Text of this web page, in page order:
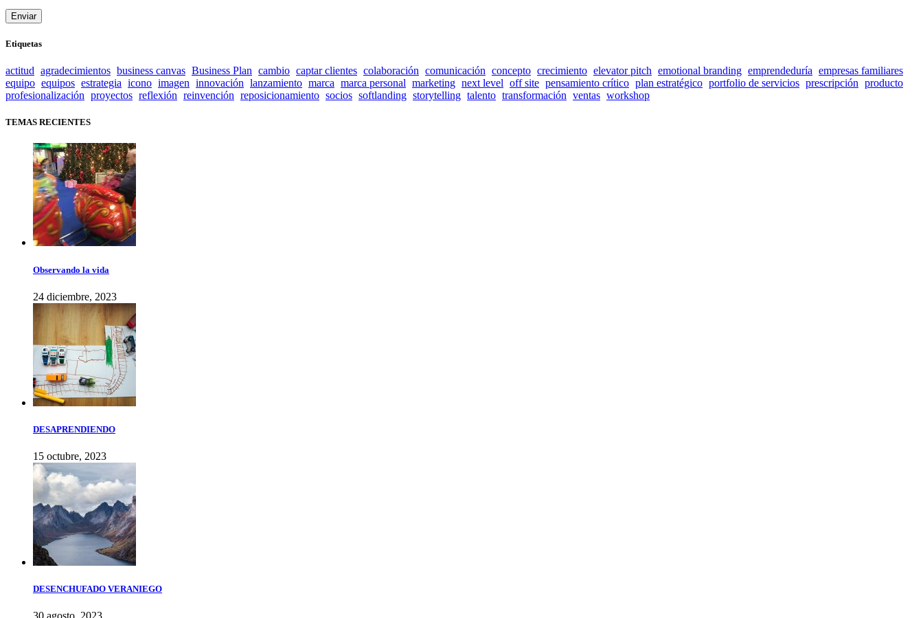
Etiquetas
actitud agradecimientos business canvas Business Plan cambio captar clientes colaboración comunicación concepto crecimiento elevator pitch emotional branding emprendeduría empresas familiares
equipo equipos estrategia icono imagen innovación lanzamiento marca marca personal marketing next level off site pensamiento crítico plan estratégico portfolio de servicios prescripción producto
profesionalización proyectos reflexión reinvención reposicionamiento socios softlanding storytelling talento transformación ventas workshop
TEMAS RECIENTES
Observando la vida
24 diciembre, 2023
DESAPRENDIENDO
15 octubre, 2023
DESENCHUFADO VERANIEGO